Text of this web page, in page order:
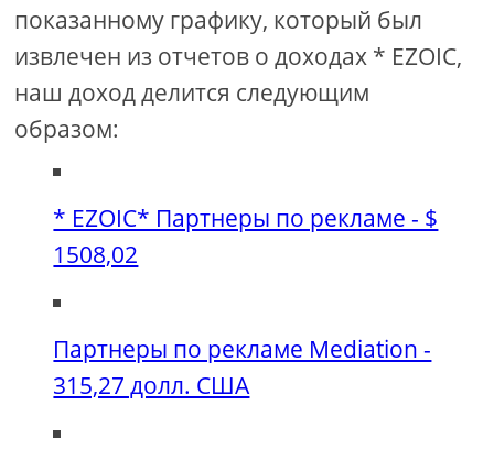
показанному графику, который был
извлечен из отчетов о доходах * EZOIC,
наш доход делится следующим
образом:
* EZOIC* Партнеры по рекламе - $
1508,02
Партнеры по рекламе Mediation -
315,27 долл. США